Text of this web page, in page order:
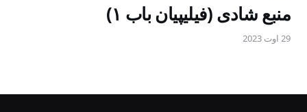
منبع شادی (فیلیپیان باب ۱)
29 اوت 2023